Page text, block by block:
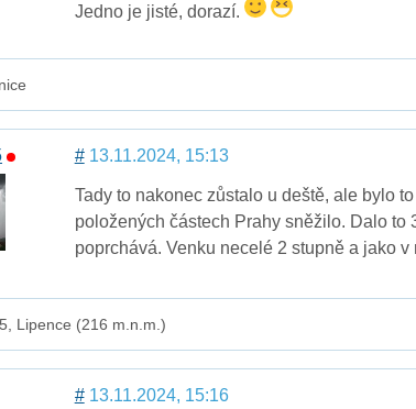
Jedno je jisté, dorazí.
#13.11.2024, 15:13
Tady to nakonec zůstalo u deště, ale bylo
položených částech Prahy sněžilo. Dalo to
poprchává. Venku necelé 2 stupně a jako
Lipence (216 m.n.m.)
#13.11.2024, 15:16